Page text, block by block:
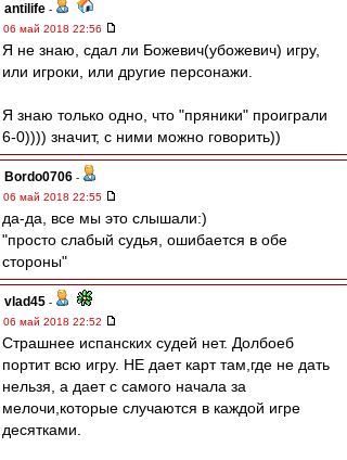
antilife -
06 май 2018 22:56
Я не знаю, сдал ли Божевич(убожевич) игру,
или игроки, или другие персонажи.
Я знаю только одно, что "пряники" проиграли
6-0)))) значит, с ними можно говорить))
Bordo0706 -
06 май 2018 22:55
да-да, все мы это слышали:)
"просто слабый судья, ошибается в обе
стороны"
vlad45 -
06 май 2018 22:52
Страшнее испанских судей нет. Долбоеб
портит всю игру. НЕ дает карт там,где не дать
нельзя, а дает с самого начала за
мелочи,которые случаются в каждой игре
десятками.